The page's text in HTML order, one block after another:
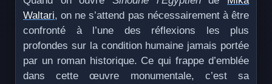
Waltari, on ne s’attend pas nécessairement à être
confronté à l’une des réflexions les plus
profondes sur la condition humaine jamais portée
par un roman historique. Ce qui frappe d’emblée
dans cette œuvre monumentale, c’est sa